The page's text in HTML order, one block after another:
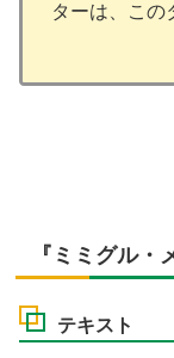
ターは、この
『ミミグル・
テキスト